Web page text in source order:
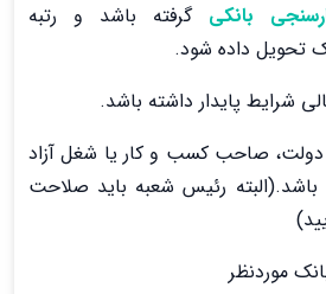
بانکی گرفته باشد و رتبه
تحویل داده شود.
شرایط پایدار داشته باشد.
دولت، صاحب کسب و کار یا شغل آزاد
رئیس شعبه باید صلاحت
موردنظر